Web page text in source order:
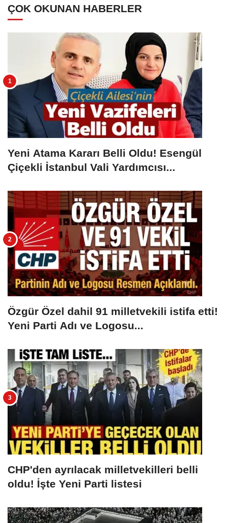
ÇOK OKUNAN HABERLER
Yeni Atama Kararı Belli Oldu! Esengül
Çiçekli İstanbul Vali Yardımcısı...
Özgür Özel dahil 91 milletvekili istifa etti!
Yeni Parti Adı ve Logosu...
CHP'den ayrılacak milletvekilleri belli
oldu! İşte Yeni Parti listesi